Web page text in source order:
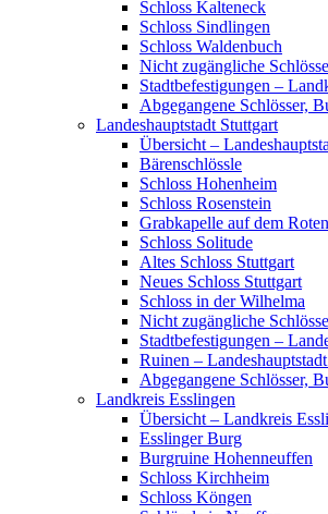
Schloss Kalteneck
Schloss Sindlingen
Schloss Waldenbuch
Nicht zugängliche
Stadtbefestigungen –
Abgegangene Schlösser,
Landeshauptstadt Stuttgart
Übersicht –
Bärenschlössle
Schloss Hohenheim
Schloss Rosenstein
Grabkapelle auf dem
Schloss Solitude
Altes Schloss Stuttgart
Neues Schloss Stuttgart
Schloss in der Wilhelma
Nicht zugängliche
Stadtbefestigungen –
Ruinen –
Abgegangene Schlösser,
Landkreis Esslingen
Übersicht – Landkreis
Esslinger Burg
Burgruine Hohenneuffen
Schloss Kirchheim
Schloss Köngen